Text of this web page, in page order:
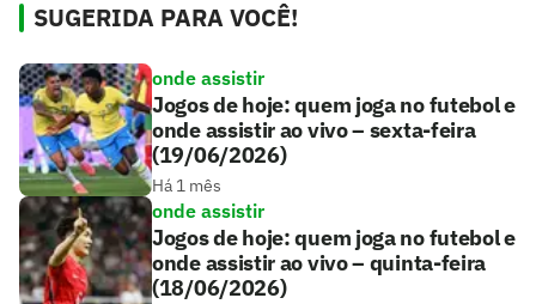
SUGERIDA PARA VOCÊ!
onde assistir
Jogos de hoje: quem joga no futebol e
onde assistir ao vivo – sexta-feira
(19/06/2026)
Há 1 mês
onde assistir
Jogos de hoje: quem joga no futebol e
onde assistir ao vivo – quinta-feira
(18/06/2026)